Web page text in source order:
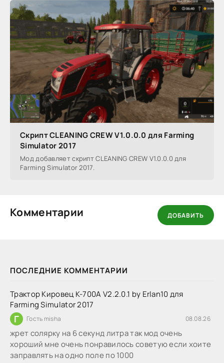
ПОСЛЕДНИЕ КОММЕНТАРИИ
Трактор Кировец К-700А V2.2.0.1 by Erlan10 для
Farming Simulator 2017
Г Гость misha 08.08.26
жрет солярку на 6 секунд литра так мод очень
хороший мне очень понравилось советую если хоите
заправлять на одно поле по 1000
Скрипт CLEANING CREW V1.0.0.0 для Farming
Simulator 2017
Мод добавляет скрипт CLEANING CREW V1.0.0.0 для
Farming Simulator 2017.
Комментарии ДОБАВИТЬ